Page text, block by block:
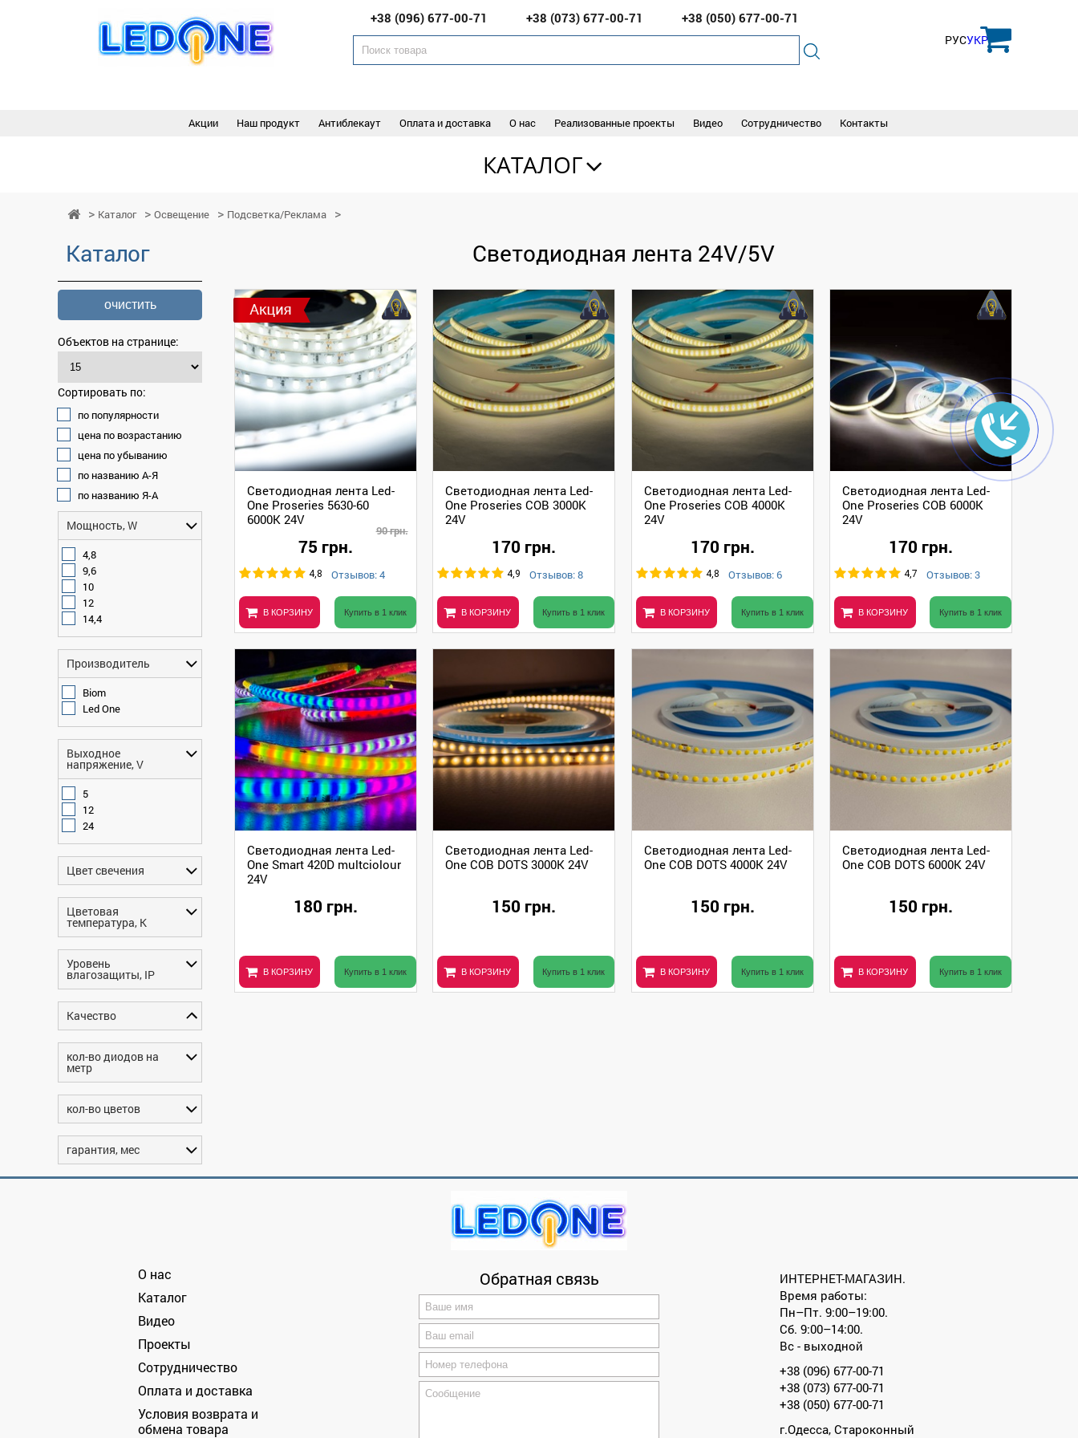
Акции Наш продукт Антиблекаут Оплата и доставка О нас Реализованные проекты Видео Сотрудничество Контакты
+38 (096) 677-00-71 +38 (073) 677-00-71 +38 (050) 677-00-71
РУСУКР
КАТАЛОГ
Каталог Освещение Подсветка/Реклама
Каталог
очистить
Объектов на странице:
Сортировать по:
по популярности
цена по возрастанию
цена по убыванию
по названию А-Я
по названию Я-А
Мощность, W
4,8
9,6
10
12
14,4
Производитель
Biom
Led One
Выходное
напряжение, V
5
12
24
Цвет свечения
Цветовая
температура, K
Уровень
влагозащиты, IP
Качество
кол-во диодов на
метр
кол-во цветов
гарантия, мес
Светодиодная лента 24V/5V
Светодиодная лента Led-
One Proseries 5630-60
6000К 24V
90 грн.
75 грн.
4,8 Отзывов: 4
В КОРЗИНУ Купить в 1 клик
Светодиодная лента Led-
One Proseries COB 3000К
24V
170 грн.
4,9 Отзывов: 8
В КОРЗИНУ Купить в 1 клик
Светодиодная лента Led-
One Proseries COB 4000К
24V
170 грн.
4,8 Отзывов: 6
В КОРЗИНУ Купить в 1 клик
Светодиодная лента Led-
One Proseries COB 6000К
24V
170 грн.
4,7 Отзывов: 3
В КОРЗИНУ Купить в 1 клик
Светодиодная лента Led-
One Smart 420D multciolour
24V
180 грн.
В КОРЗИНУ Купить в 1 клик
Светодиодная лента Led-
One COB DOTS 3000К 24V
150 грн.
В КОРЗИНУ Купить в 1 клик
Светодиодная лента Led-
One COB DOTS 4000К 24V
150 грн.
В КОРЗИНУ Купить в 1 клик
Светодиодная лента Led-
One COB DOTS 6000К 24V
150 грн.
В КОРЗИНУ Купить в 1 клик
О нас
Каталог
Видео
Проекты
Сотрудничество
Оплата и доставка
Условия возврата и
обмена товара
Обратная связь
ИНТЕРНЕТ-МАГАЗИН.
Время работы:
Пн–Пт. 9:00–19:00.
Сб. 9:00–14:00.
Вс - выходной
+38 (096) 677-00-71
+38 (073) 677-00-71
+38 (050) 677-00-71
г.Одесса, Староконный